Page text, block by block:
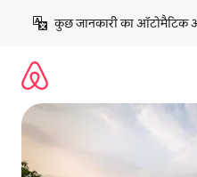
छोड़कर
कॉन्टेंट
कुछ जानकारी का ऑटोमैटिक